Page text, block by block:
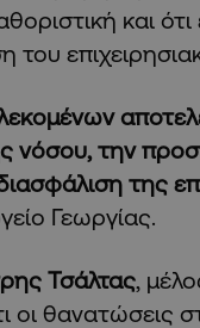
και
του
νόσου, την
της
Γεωργίας.
Τσάλτας ,
θανατώσεις